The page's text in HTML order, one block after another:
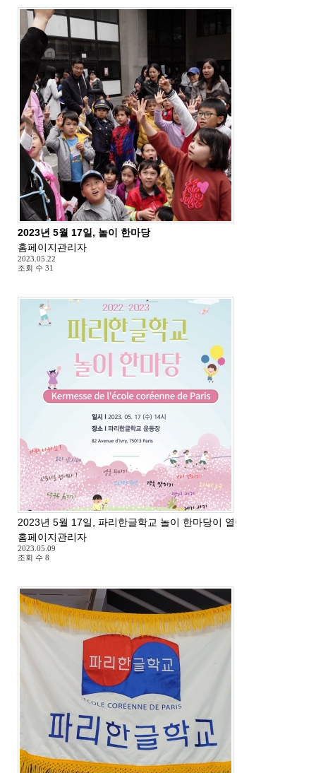
2023년 5월 17일, 놀이 한마당
홈페이지관리자
2023.05.22
조회 수 31
2023년 5월 17일, 파리한글학교 놀이 한마당이 열립니다.
홈페이지관리자
2023.05.09
조회 수 8